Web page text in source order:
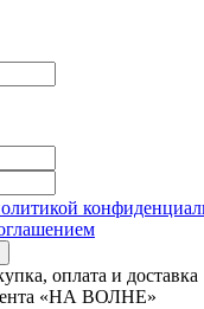
оплата и доставка
«НА ВОЛНЕ»